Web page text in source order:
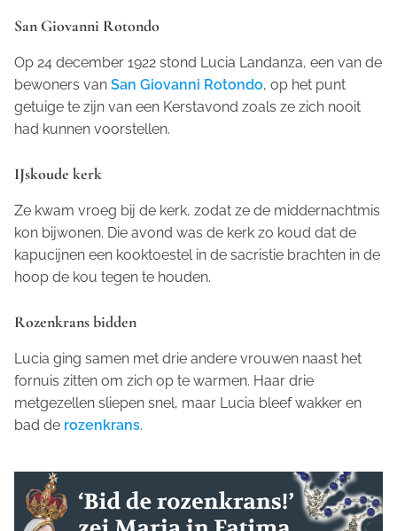
San Giovanni Rotondo
Op 24 december 1922 stond Lucia Landanza, een van de
bewoners van San Giovanni Rotondo, op het punt
getuige te zijn van een Kerstavond zoals ze zich nooit
had kunnen voorstellen.
IJskoude kerk
Ze kwam vroeg bij de kerk, zodat ze de middernachtmis
kon bijwonen. Die avond was de kerk zo koud dat de
kapucijnen een kooktoestel in de sacristie brachten in de
hoop de kou tegen te houden.
Rozenkrans bidden
Lucia ging samen met drie andere vrouwen naast het
fornuis zitten om zich op te warmen. Haar drie
metgezellen sliepen snel, maar Lucia bleef wakker en
bad de rozenkrans.